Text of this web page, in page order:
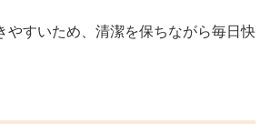
やすいため、清潔を保ちながら毎日快